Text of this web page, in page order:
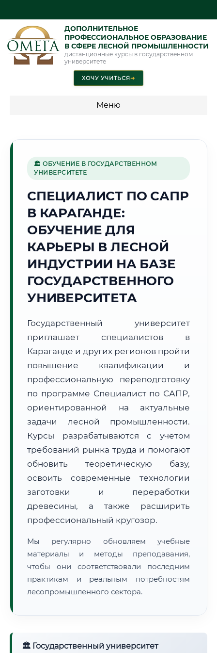
ДОПОЛНИТЕЛЬНОЕ
ПРОФЕССИОНАЛЬНОЕ ОБРАЗОВАНИЕ
В СФЕРЕ ЛЕСНОЙ ПРОМЫШЛЕННОСТИ
дистанционные курсы в государственном
университете
ХОЧУ УЧИТЬСЯ➜
Меню
промышленность"
⛏️
Г. КАРАГАНДА
Точное местное время:
12:46:54
Воскресенье, 9 Августа
Погода в г. Караганда:
🌅 Восход:04:48
📍 Региональная справка г. Караганда
Почтовые индексы:
100000–100030
Часовой пояс:
UTC+5
Формат учебы:
Дистанционно
🗺️ Зона обслуживания: г. Караганда
Расчет логистики оригиналов:
• Маршрут транзита:
• Экспресс-доставка СДЭК / Почтой:1–2 рабочих дня
📜 Документы и аккредитация
🔍Нажмите на документ для увеличения и просмотра
🏛 ОБУЧЕНИЕ В ГОСУДАРСТВЕННОМ
УНИВЕРСИТЕТЕ
СПЕЦИАЛИСТ ПО САПР
В КАРАГАНДЕ:
ОБУЧЕНИЕ ДЛЯ
КАРЬЕРЫ В ЛЕСНОЙ
ИНДУСТРИИ НА БАЗЕ
ГОСУДАРСТВЕННОГО
УНИВЕРСИТЕТА
Государственный университет
приглашает специалистов в
Караганде и других регионов пройти
повышение квалификации и
профессиональную переподготовку
по программе Специалист по САПР,
ориентированной на актуальные
задачи лесной промышленности.
Курсы разрабатываются с учётом
требований рынка труда и помогают
обновить теоретическую базу,
освоить современные технологии
заготовки и переработки
древесины, а также расширить
профессиональный кругозор.
Мы регулярно обновляем учебные
материалы и методы преподавания,
чтобы они соответствовали последним
практикам и реальным потребностям
лесопромышленного сектора.
🏛 Государственный университет